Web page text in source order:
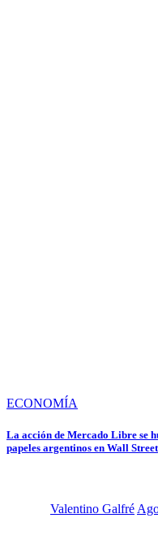
ECONOMÍA
La acción de Mercado Libre se
papeles argentinos en Wall Street
Valentino Galfré